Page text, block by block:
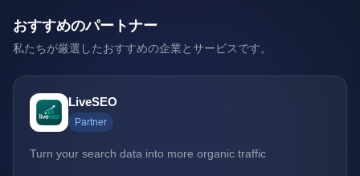
おすすめのパートナー
私たちが厳選したおすすめの企業とサービスです。
LiveSEO
Partner
Turn your search data into more organic traffic